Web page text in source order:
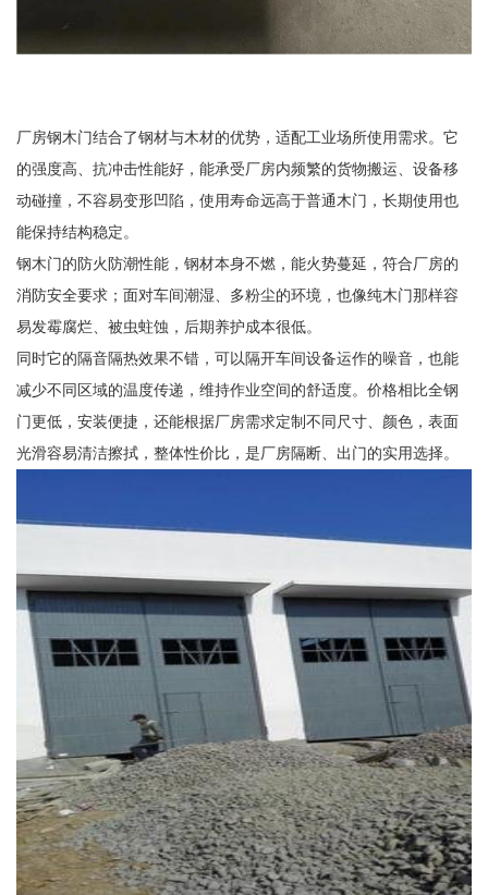
厂房钢木门结合了钢材与木材的优势，适配工业场所使用需求。它
的强度高、抗冲击性能好，能承受厂房内频繁的货物搬运、设备移
动碰撞，不容易变形凹陷，使用寿命远高于普通木门，长期使用也
能保持结构稳定。
钢木门的防火防潮性能，钢材本身不燃，能火势蔓延，符合厂房的
消防安全要求；面对车间潮湿、多粉尘的环境，也像纯木门那样容
易发霉腐烂、被虫蛀蚀，后期养护成本很低。
同时它的隔音隔热效果不错，可以隔开车间设备运作的噪音，也能
减少不同区域的温度传递，维持作业空间的舒适度。价格相比全钢
门更低，安装便捷，还能根据厂房需求定制不同尺寸、颜色，表面
光滑容易清洁擦拭，整体性价比，是厂房隔断、出门的实用选择。